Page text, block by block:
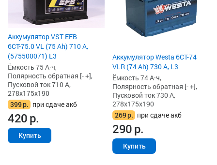
Аккумулятор VST EFB
6СТ-75.0 VL (75 Ah) 710 А,
(575500071) L3
Ёмкость 75 А·ч,
Полярность обратная [- +],
Пусковой ток 710 А,
278x175x190
399р. при сдаче акб
420р.
Купить
Аккумулятор Westa 6СТ-74
VLR (74 Ah) 730 А, L3
Ёмкость 74 А·ч,
Полярность обратная [- +],
Пусковой ток 730 А,
278x175x190
269р. при сдаче акб
290р.
Купить